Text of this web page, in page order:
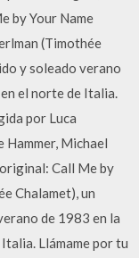
by Your Name
(Timothée
y soleado verano
el norte de Italia.
por Luca
Hammer, Michael
Call Me by
Chalamet), un
de 1983 en la
Llámame por tu